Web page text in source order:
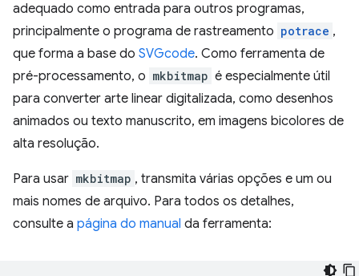
adequado como entrada para outros programas,
principalmente o programa de rastreamento potrace ,
que forma a base do SVGcode. Como ferramenta de
pré-processamento, o mkbitmap é especialmente útil
para converter arte linear digitalizada, como desenhos
animados ou texto manuscrito, em imagens bicolores de
alta resolução.
Para usar mkbitmap , transmita várias opções e um ou
mais nomes de arquivo. Para todos os detalhes,
consulte a página do manual da ferramenta: